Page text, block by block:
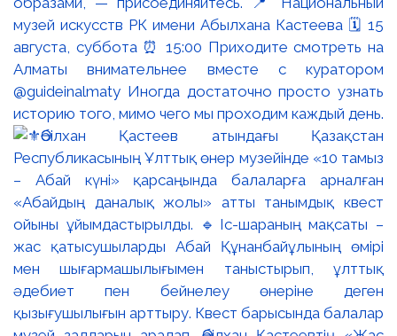
музей искусств РК имени Абылхана Кастеева 🗓 15
августа, суббота ⏰ 15:00 Приходите смотреть на
Алматы внимательнее вместе с куратором
@guideinalmaty Иногда достаточно просто узнать
историю того, мимо чего мы проходим каждый день.